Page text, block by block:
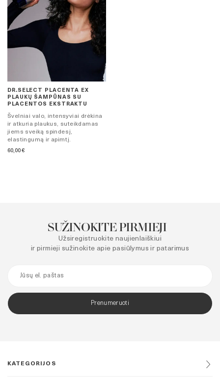
DR.SELECT PLACENTA EX
PLAUKŲ ŠAMPŪNAS SU
PLACENTOS EKSTRAKTU
Švelniai valo, intensyviai drėkina
ir atkuria plaukus, suteikdamas
jiems sveiką spindesį,
elastingumą ir apimtį.
60,00€
SUŽINOKITE PIRMIEJI
Užsiregistruokite naujienlaiškiui
ir pirmieji sužinokite apie pasiūlymus ir patarimus
Prenumeruoti
KATEGORIJOS